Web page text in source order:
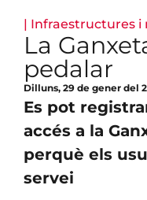
| Infraestructures i
La
pedalar
Dilluns, 29 de gener del
Es pot
accés a la
perquè els
servei